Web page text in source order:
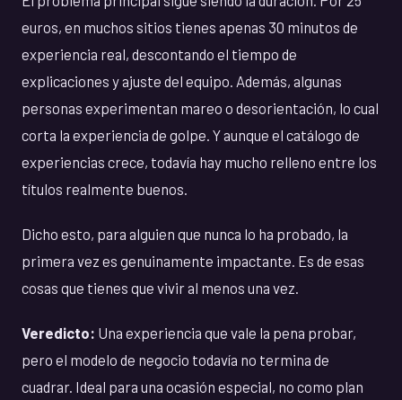
euros, en muchos sitios tienes apenas 30 minutos de
experiencia real, descontando el tiempo de
explicaciones y ajuste del equipo. Además, algunas
personas experimentan mareo o desorientación, lo cual
corta la experiencia de golpe. Y aunque el catálogo de
experiencias crece, todavía hay mucho relleno entre los
títulos realmente buenos.
Dicho esto, para alguien que nunca lo ha probado, la
primera vez es genuinamente impactante. Es de esas
cosas que tienes que vivir al menos una vez.
Veredicto: Una experiencia que vale la pena probar,
pero el modelo de negocio todavía no termina de
cuadrar. Ideal para una ocasión especial, no como plan